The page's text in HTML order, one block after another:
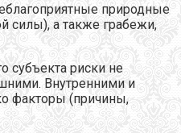
природные
силы), а также грабежи,
субъекта риски не
Внутренними и
факторы (причины,